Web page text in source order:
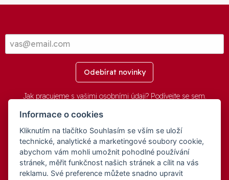
Odebírat novinky
Jak pracujeme s vašimi osobními údaji? Podívejte se sem.
© 2016-2026 -aGovernment.cz&Obec Oznice. Software:
aGovernment, Verze:4.0.1.1 - Beta. Číslo Licence: 74274001
Všechna práva vyhrazenaOchrana osobních údajů,Přístupnost
Informace o cookies
Kliknutím na tlačítko Souhlasím se vším se uloží
technické, analytické a marketingové soubory cookie,
abychom vám mohli umožnit pohodlné používání
stránek, měřit funkčnost našich stránek a cílit na vás
reklamu. Své preference můžete snadno upravit